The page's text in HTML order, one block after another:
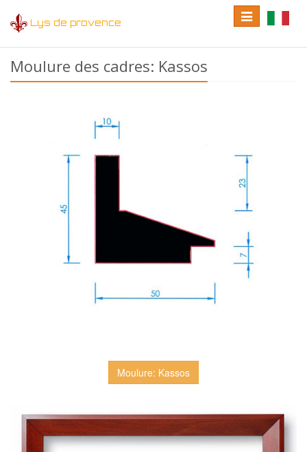
Lys de provence
language
Toggle
navigation
Moulure des cadres: Kassos
Moulure: Kassos